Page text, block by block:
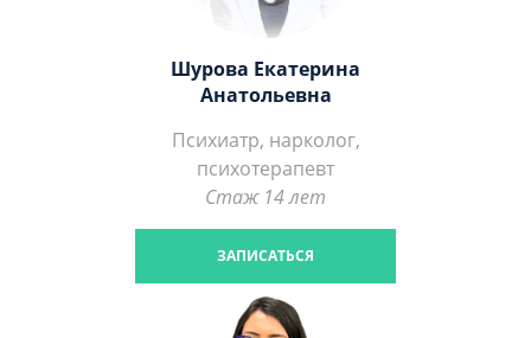
Шурова Екатерина
Анатольевна
Психиатр, нарколог,
психотерапевт
Стаж 14 лет
ЗАПИСАТЬСЯ